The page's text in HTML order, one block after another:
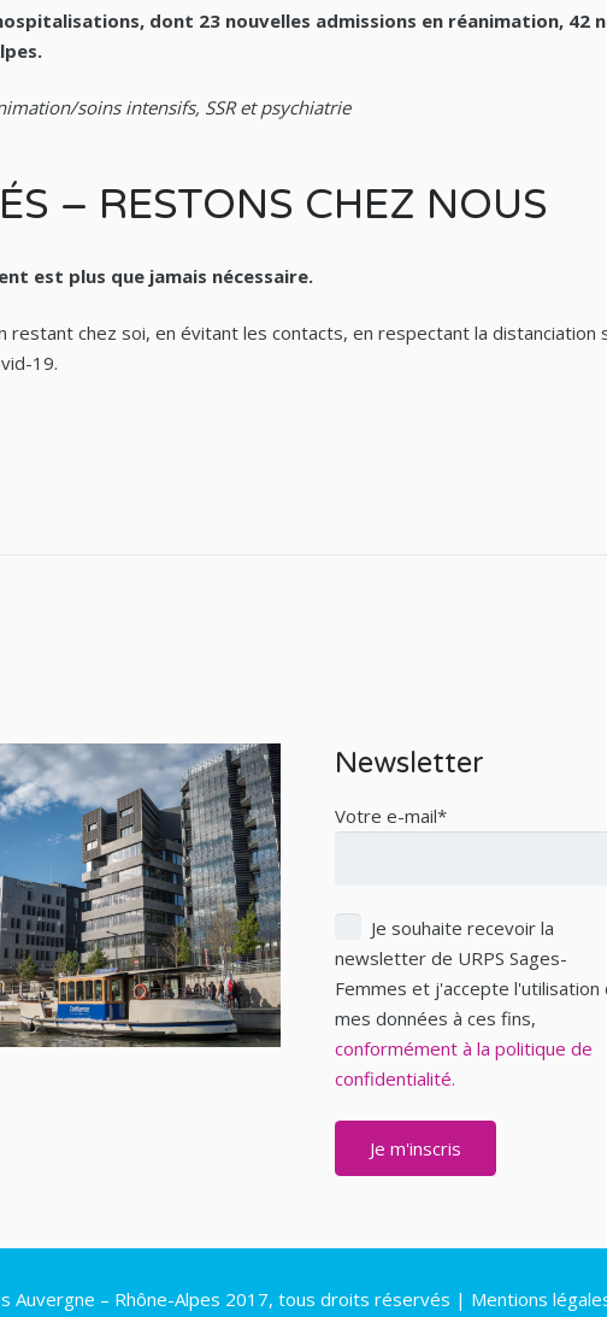
dont 23 nouvelles admissions en réanimation, 42
soins intensifs, SSR et psychiatrie
– RESTONS CHEZ NOUS
est plus que jamais nécessaire.
restant chez soi, en évitant les contacts, en respectant la distanciation
19.
Newsletter
Votre e-mail*
Je souhaite recevoir la
newsletter de URPS Sages-
Femmes et j'accepte l'utilisation
mes données à ces fins,
conformément à la politique de
confidentialité.
Auvergne – Rhône-Alpes 2017, tous droits réservés | Mentions